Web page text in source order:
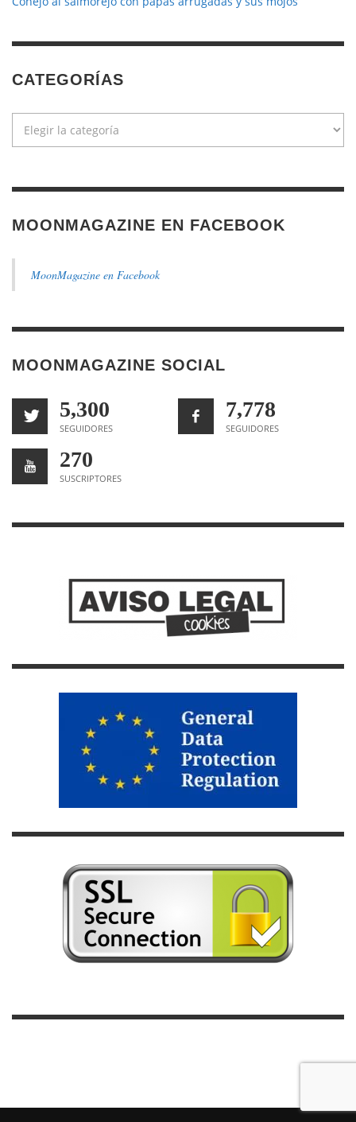
CATEGORÍAS
MOONMAGAZINE EN FACEBOOK
MoonMagazine en Facebook
MOONMAGAZINE SOCIAL
5,300
SEGUIDORES
7,778
SEGUIDORES
270
SUSCRIPTORES